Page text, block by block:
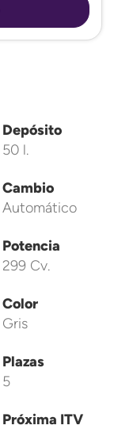
Depósito
50 l.
Cambio
Automático
Potencia
299 Cv.
Color
Gris
Plazas
5
Próxima ITV